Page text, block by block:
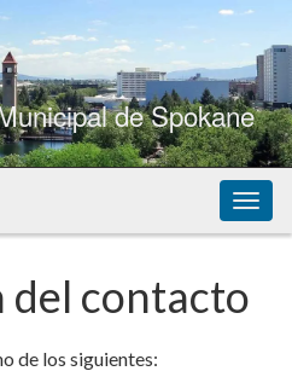
de Spokane
de
contacto
de los siguientes: